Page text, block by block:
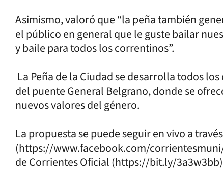
Asimismo, valoró que “la peña también
el público en general que le guste bailar
y baile para todos los correntinos”.
La Peña de la Ciudad se desarrolla todos
del puente General Belgrano, donde se
nuevos valores del género.
La propuesta se puede seguir en vivo a
(https://www.facebook.com/
de Corrientes Oficial (https://bit.ly/